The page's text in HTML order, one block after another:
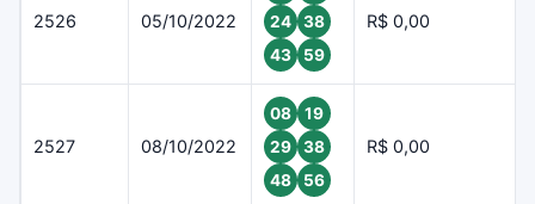
2526 05/10/2022
24
38
43
59
R$ 0,00
2527 08/10/2022
08
19
29
38
48
56
R$ 0,00